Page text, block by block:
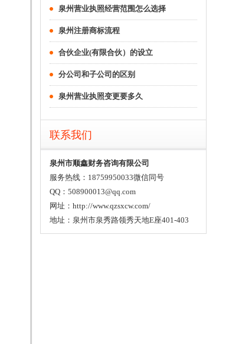
泉州营业执照经营范围怎么选择
泉州注册商标流程
合伙企业(有限合伙）的设立
分公司和子公司的区别
泉州营业执照变更要多久
联系我们
泉州市顺鑫财务咨询有限公司
服务热线：18759950033微信同号
QQ：508900013@qq.com
网址：http://www.qzsxcw.com/
地址：泉州市泉秀路领秀天地E座401-403